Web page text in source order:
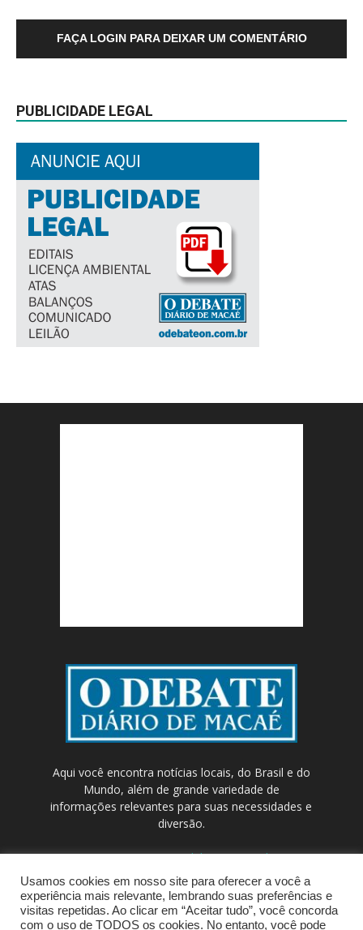
FAÇA LOGIN PARA DEIXAR UM COMENTÁRIO
PUBLICIDADE LEGAL
Aqui você encontra notícias locais, do Brasil e do
Mundo, além de grande variedade de
informações relevantes para suas necessidades e
diversão.
Contato:contato@odebateon.com.br /
comercia@odebateon.com.br
Usamos cookies em nosso site para oferecer a você a
experiência mais relevante, lembrando suas preferências e
visitas repetidas. Ao clicar em “Aceitar tudo”, você concorda
com o uso de TODOS os cookies. No entanto, você pode